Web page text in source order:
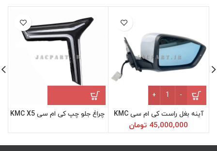
آینه بغل راست کی ام سی KMC X5 عدد
آینه بغل راست کی ام سی KMC
X5
45,000,000 تومان
چراغ جلو چپ کی ام سی KMC X5